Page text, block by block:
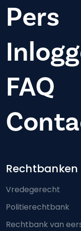
Pers
FAQ
Footer-
Rechtbanken
Vredegerecht
Politierechtbank
Rechtbank van